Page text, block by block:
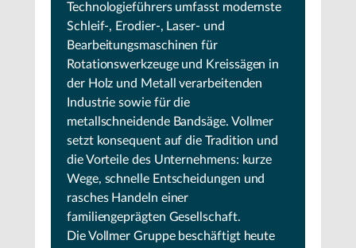
Technologieführers umfasst modernste
Schleif-, Erodier-, Laser- und
Bearbeitungsmaschinen für
Rotationswerkzeuge und Kreissägen in
der Holz und Metall verarbeitenden
Industrie sowie für die
metallschneidende Bandsäge. Vollmer
setzt konsequent auf die Tradition und
die Vorteile des Unternehmens: kurze
Wege, schnelle Entscheidungen und
rasches Handeln einer
familiengeprägten Gesellschaft.
Die Vollmer Gruppe beschäftigt heute